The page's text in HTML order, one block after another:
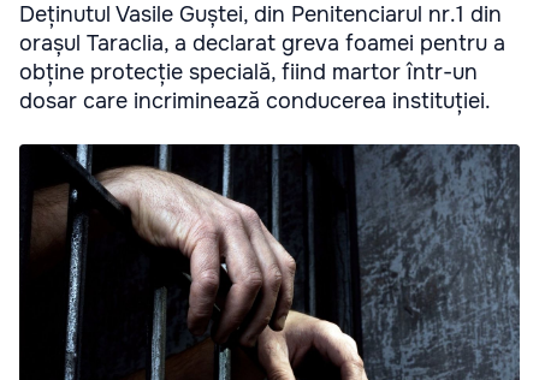
Deținutul Vasile Guștei, din Penitenciarul nr.1 din
orașul Taraclia, a declarat greva foamei pentru a
obține protecție specială, fiind martor într-un
dosar care incriminează conducerea instituției.